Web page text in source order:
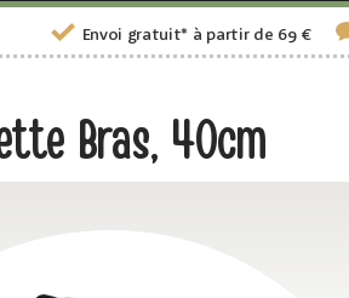
Envoi gratuit* à partir de 69 €
Bras, 40cm